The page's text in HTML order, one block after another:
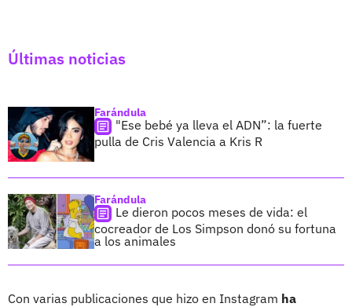
Últimas noticias
Farándula
"Ese bebé ya lleva el ADN”: la fuerte
pulla de Cris Valencia a Kris R
Farándula
Le dieron pocos meses de vida: el
cocreador de Los Simpson donó su fortuna
a los animales
Con varias publicaciones que hizo en Instagram ha